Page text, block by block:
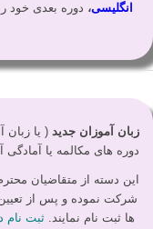
انگلیسی،
زبان آموزان جدید
دوره های مکالمه یا
این دسته از متقاضیان
شرکت نموده و پس از
ها ثبت نام نمایند.ثبت نام